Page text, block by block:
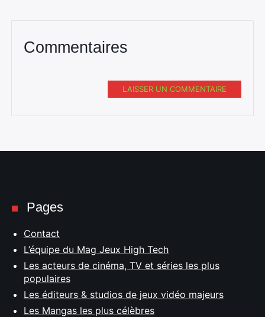
Commentaires
LAISSER UN COMMENTAIRE
Pages
Contact
L’équipe du Mag Jeux High Tech
Les acteurs de cinéma, TV et séries les plus
populaires
Les éditeurs & studios de jeux vidéo majeurs
Les Mangas les plus célèbres